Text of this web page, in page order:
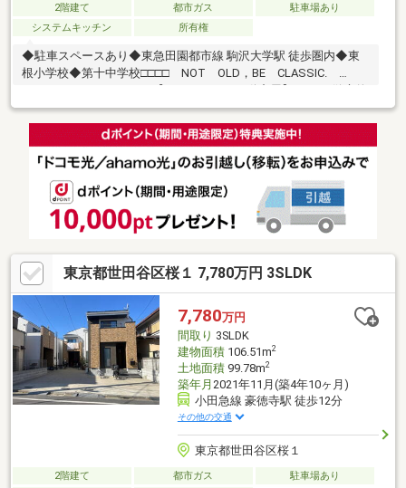
2階建て 都市ガス
駐車場あり
システムキッチン
所有権
◆駐車スペースあり◆東急田園都市線 駒沢大学駅 徒歩圏内◆東
根小学校◆第十中学校□□□□ NOT OLD，BE CLASSIC.
にまで顧客主義を貫く事をお約束いたします■都心エリアに特化
した情報網を駆使し、最良の不動産をご提案■住宅ローンシュミ
レーション無料相談会 毎日随時開催中■ウォールメイトオリジ
ナルの住宅購入・住替え等について 分かりやすく解説したガイド
https://wallmate.co.jp/～
東京都世田谷区桜１ 7,780万円 3SLDK
7,780万円
間取り 3SLDK
建物面積106.51m2
土地面積99.78m2
築年月 2021年11月(築4年10ヶ月)
小田急線 豪徳寺駅 徒歩12分
その他の交通
東京都世田谷区桜１
2階建て 都市ガス
駐車場あり